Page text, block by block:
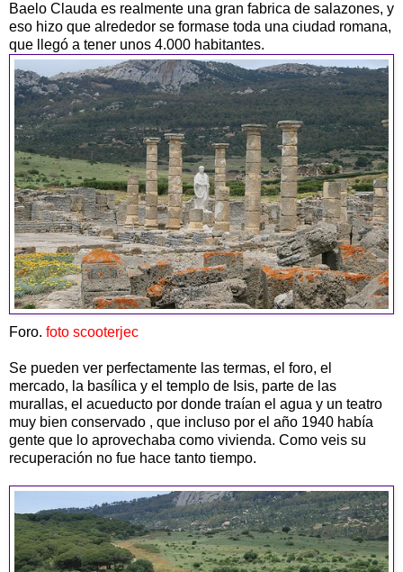
Baelo Clauda es realmente una gran fabrica de salazones, y
eso hizo que alrededor se formase toda una ciudad romana,
que llegó a tener unos 4.000 habitantes.
Foro. foto scooterjec
Se pueden ver perfectamente las termas, el foro, el
mercado, la basílica y el templo de Isis, parte de las
murallas, el acueducto por donde traían el agua y un teatro
muy bien conservado , que incluso por el año 1940 había
gente que lo aprovechaba como vivienda. Como veis su
recuperación no fue hace tanto tiempo.